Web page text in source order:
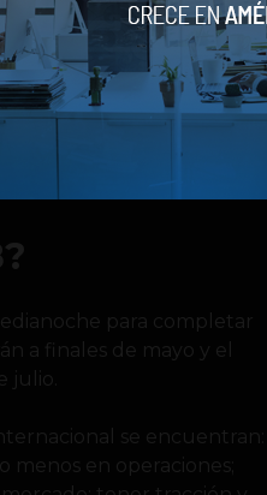
puedan desarrollarse
y una
creciendo y
a la red de socios
impulsar el crecimiento y
Jirau, Director
para completar
a finales de mayo y el
se encuentran:
en operaciones;